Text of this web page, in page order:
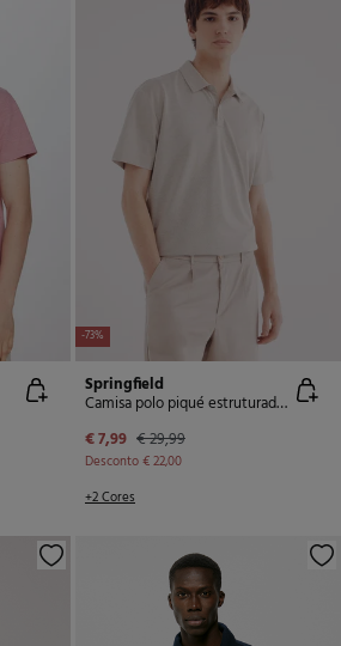
-73%
Springfield
Camisa polo piqué estruturada bicolor de corte regular fit
€ 7,99 € 29,99
Desconto€ 22,00
+2 Cores